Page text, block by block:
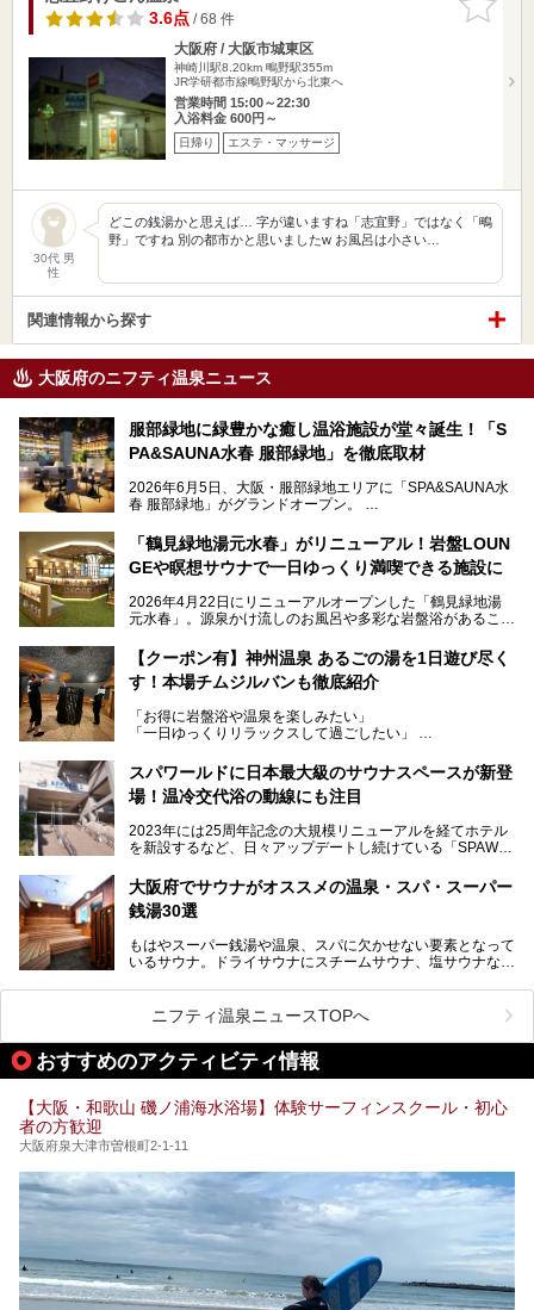
りに追加
3.6点/ 68 件
大阪府 / 大阪市城東区
神崎川駅8.20km 鴫野駅355m
JR学研都市線鴫野駅から北東へ
営業時間 15:00～22:30
入浴料金 600円～
日帰り エステ・マッサージ
30代 男
性
どこの銭湯かと思えば… 字が違いますね「志宜野」ではなく「鴫
野」ですね 別の都市かと思いましたw お風呂は小さい…
関連情報から探す
大阪府のニフティ温泉ニュース
服部緑地に緑豊かな癒し温浴施設が堂々誕生！「S
PA&SAUNA水春 服部緑地」を徹底取材
2026年6月5日、大阪・服部緑地エリアに「SPA&SAUNA水
春 服部緑地」がグランドオープン。
当初の計画から約5年の時を経て誕生した本施設は、温泉・
サウナ・岩盤浴・フィットネス・ラウンジ・レストランなど
を融合した、これまでの“水春”のイメージをさらに進化させ
今回はオープン前の内覧会に参加し、館内のこだわりポイン
サウナー注目の3種のサウナや160cmの深水風呂、没入感の
高い岩盤浴エリア、日本最大の台数を誇る最新AIフィットネ
スマシンなど、見どころ満載の館内を詳しくご紹介します。
「鶴見緑地湯元水春」がリニューアル！岩盤LOUN
GEや瞑想サウナで一日ゆっくり満喫できる施設に
2026年4月22日にリニューアルオープンした「鶴見緑地湯
元水春」。源泉かけ流しのお風呂や多彩な岩盤浴があること
に“一日中くつろげる場所”としてパワーアップしています。
今回のリニューアルでは、新たに登場した瞑想サウナをはじ
見どころが盛りだくさん。日常の疲れを癒やしたい方はもち
ろん、休日にゆったり過ごしたい方にもぴったりの内容とな
本記事では、そんなリニューアル後の注目ポイントを詳しく
紹介します。これから「鶴見緑地湯元水春」に訪れる方や、
い。
【クーポン有】神州温泉 あるごの湯を1日遊び尽く
す！本場チムジルバンも徹底紹介
「お得に岩盤浴や温泉を楽しみたい」
「一日ゆっくりリラックスして過ごしたい」
利用できる「神州温泉 あるごの湯」です。
あるごの湯は、大阪府豊中市にある日帰り温浴施設で、阪急
チムジルバン（岩盤浴）を中心に、発汗・リラックス・漫画
タイムまで満喫できる長時間滞在型の施設なので、一日中ゆ
る迫力ある熱波パフォーマンスも毎日行われており、“とと
のう”体験をしっかり楽しめるのもポイントです。
ケやボウリングといった遊び場もあり、友人同士やカップル
で“遊び+癒し”の一日を過ごすのにもぴったり。
処にいたるまで魅力をたっぷり堪能してきたので、その全容
スパワールドに日本最大級のサウナスペースが新登
場！温冷交代浴の動線にも注目
2023年には25周年記念の大規模リニューアルを経てホテル
を新設するなど、日々アップデートし続けている「SPAWO
そんなスパワールドが2025年11月15日（土）に、新たな浴
室や日本最大級140人収容の大規模サウナを携えてリニュー
アルオープン！浴室である4F・6Fそれぞれにリニューアル
大規模リニューアルの全容を確認すべく、リニューアルプレ
オープンイベントに行ってきました！今回はそのリニューア
大阪府でサウナがオススメの温泉・スパ・スーパー
銭湯30選
もはやスーパー銭湯や温泉、スパに欠かせない要素となって
いるサウナ。ドライサウナにスチームサウナ、塩サウナな
ペース、ロウリュウなど、心ゆくまで楽しむためのサービス
が充実した施設も多くみられます。
今回はそんなサウナにこだわった、大阪府内のオススメ温
泉・銭湯・スパを30件紹介したいと思います！
ニフティ温泉ニュースTOPへ
おすすめのアクティビティ情報
【大阪・和歌山 磯ノ浦海水浴場】体験サーフィンスクール・初心
者の方歓迎
大阪府泉大津市曽根町2-1-11